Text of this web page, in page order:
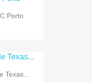
Porto
Texas...